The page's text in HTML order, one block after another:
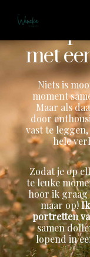
met
Niets is
moment
Maar als
door
vast te
hele
Zodat je op
te leuke
hoor ik graag
maar op!
portretten
samen
lopend in